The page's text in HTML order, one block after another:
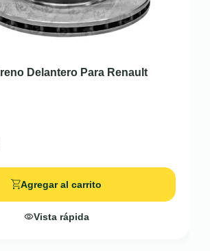
Delantero Para Renault
Agregar al carrito
Vista rápida